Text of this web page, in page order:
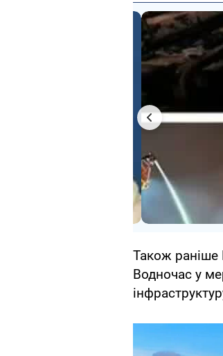
Також раніше
Водночас у